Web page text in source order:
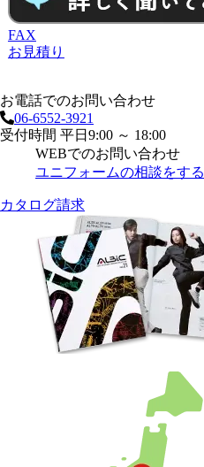
FAX
お見積り
お電話でのお問い合わせ
06-6552-3921
受付時間 平日9:00 ～ 18:00
WEBでのお問い合わせ
ユニフォームの相談をする
カタログ請求